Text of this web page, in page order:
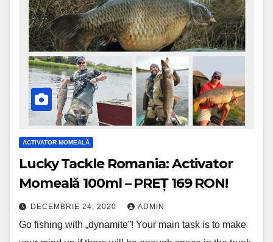
ACTIVATOR MOMEALĂ
Lucky Tackle Romania: Activator
Momeală 100ml – PREŢ 169 RON!
DECEMBRIE 24, 2020 ADMIN
Go fishing with „dynamite”! Your main task is to make